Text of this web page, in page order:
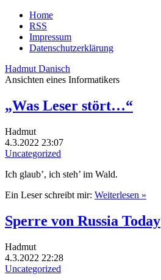
Home
RSS
Impressum
Datenschutzerklärung
Hadmut Danisch
Ansichten eines Informatikers
„Was Leser stört…“
Hadmut
4.3.2022 23:07
Uncategorized
Ich glaub’, ich steh’ im Wald.
Ein Leser schreibt mir: Weiterlesen »
Sperre von Russia Today
Hadmut
4.3.2022 22:28
Uncategorized